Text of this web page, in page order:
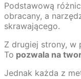
Podstawową
obracany, a
skrawającego.
Z drugiej strony, w
To pozwala na
Jednak każda z